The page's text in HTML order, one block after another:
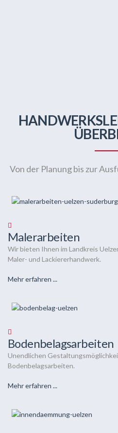
Von der Planung bis zur
Malerarbeiten
Wir bieten Ihnen im Landkreis
Maler- und Lackiererhandwerk.
Mehr erfahren ...
Bodenbelagsarbeiten
Unendlichen
Bodenbelagsarbeiten.
Mehr erfahren ...